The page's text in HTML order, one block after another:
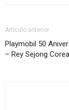
Artículo anterior
Playmobil 50
– Rey Sejong Corea